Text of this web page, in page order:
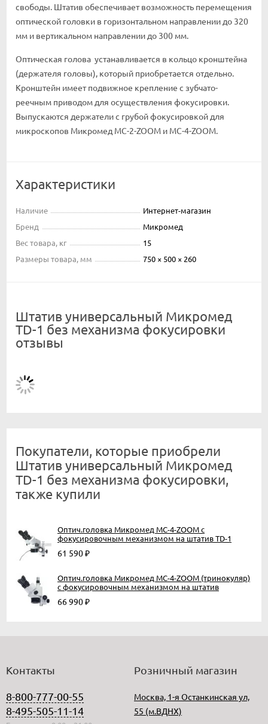
свободы. Штатив обеспечивает возможность перемещения
оптической головки в горизонтальном направлении до 320
мм и вертикальном направлении до 300 мм.
Оптическая голова устанавливается в кольцо кронштейна
(держателя головы), который приобретается отдельно.
Кронштейн имеет подвижное крепление с зубчато-
реечным приводом для осуществления фокусировки.
Выпускаются держатели с грубой фокусировкой для
микроскопов Микромед МС-2-ZOOM и МС-4-ZOOM.
Характеристики
Наличие
Интернет-магазин
Бренд
Микромед
Вес товара, кг
15
Размеры товара, мм
750 × 500 × 260
Штатив универсальный Микромед
TD-1 без механизма фокусировки
отзывы
Покупатели, которые приобрели
Штатив универсальный Микромед
TD-1 без механизма фокусировки,
также купили
Оптич.головка Микромед МС-4-ZOOM с
фокусировочным механизмом на штатив TD-1
61 590₽
Оптич.головка Микромед МС-4-ZOOM (тринокуляр)
с фокусировочным механизмом на штатив
66 990₽
Контакты
8-800-777-00-55
8-495-505-11-14
Розничный магазин
Москва, 1-я Останкинская ул,
55 (м.ВДНХ)